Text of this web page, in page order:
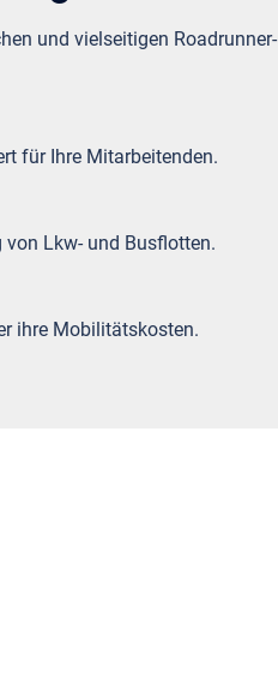
und vielseitigen Roadrunner-
für Ihre Mitarbeitenden.
Lkw- und Busflotten.
ihre Mobilitätskosten.